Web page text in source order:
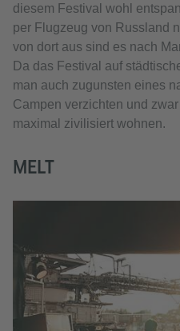
diesem Festival wohl
per Flugzeug von Russland
von dort aus sind es nach
Da das Festival auf
man auch zugunsten eines
Campen verzichten und
maximal zivilisiert wohnen.
MELT